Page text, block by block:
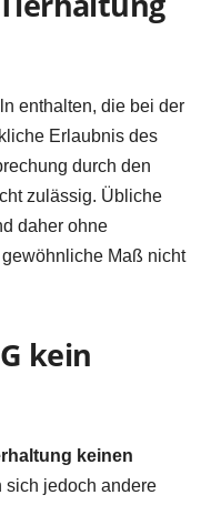
enthalten, die bei der
Erlaubnis des
durch den
zulässig. Übliche
daher ohne
Maß nicht
kein
keinen
sich jedoch andere